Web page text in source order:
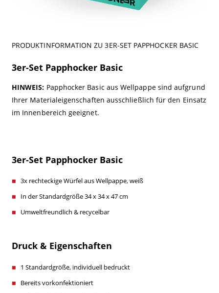
PRODUKTINFORMATION ZU 3ER-SET PAPPHOCKER BASIC
3er-Set Papphocker Basic
HINWEIS: Papphocker Basic aus Wellpappe sind aufgrund
Ihrer Materialeigenschaften ausschließlich für den Einsatz
im Innenbereich geeignet.
3er-Set Papphocker Basic
3x rechteckige Würfel aus Wellpappe, weiß
In der Standardgröße 34 x 34 x 47 cm
Umweltfreundlich & recycelbar
Druck & Eigenschaften
1 Standardgröße, individuell bedruckt
Bereits vorkonfektioniert